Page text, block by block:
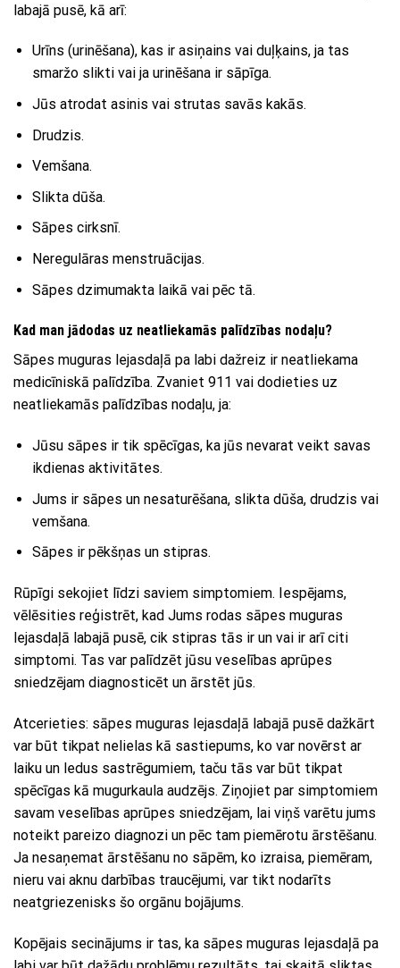
labajā pusē, kā arī:
Urīns (urinēšana), kas ir asiņains vai duļķains, ja tas
smaržo slikti vai ja urinēšana ir sāpīga.
Jūs atrodat asinis vai strutas savās kakās.
Drudzis.
Vemšana.
Slikta dūša.
Sāpes cirksnī.
Neregulāras menstruācijas.
Sāpes dzimumakta laikā vai pēc tā.
Kad man jādodas uz neatliekamās palīdzības nodaļu?
Sāpes muguras lejasdaļā pa labi dažreiz ir neatliekama
medicīniskā palīdzība. Zvaniet 911 vai dodieties uz
neatliekamās palīdzības nodaļu, ja:
Jūsu sāpes ir tik spēcīgas, ka jūs nevarat veikt savas
ikdienas aktivitātes.
Jums ir sāpes un nesaturēšana, slikta dūša, drudzis vai
vemšana.
Sāpes ir pēkšņas un stipras.
Rūpīgi sekojiet līdzi saviem simptomiem. Iespējams,
vēlēsities reģistrēt, kad Jums rodas sāpes muguras
lejasdaļā labajā pusē, cik stipras tās ir un vai ir arī citi
simptomi. Tas var palīdzēt jūsu veselības aprūpes
sniedzējam diagnosticēt un ārstēt jūs.
Atcerieties: sāpes muguras lejasdaļā labajā pusē dažkārt
var būt tikpat nelielas kā sastiepums, ko var novērst ar
laiku un ledus sastrēgumiem, taču tās var būt tikpat
spēcīgas kā mugurkaula audzējs. Ziņojiet par simptomiem
savam veselības aprūpes sniedzējam, lai viņš varētu jums
noteikt pareizo diagnozi un pēc tam piemērotu ārstēšanu.
Ja nesaņemat ārstēšanu no sāpēm, ko izraisa, piemēram,
nieru vai aknu darbības traucējumi, var tikt nodarīts
neatgriezenisks šo orgānu bojājums.
Kopējais secinājums ir tas, ka sāpes muguras lejasdaļā pa